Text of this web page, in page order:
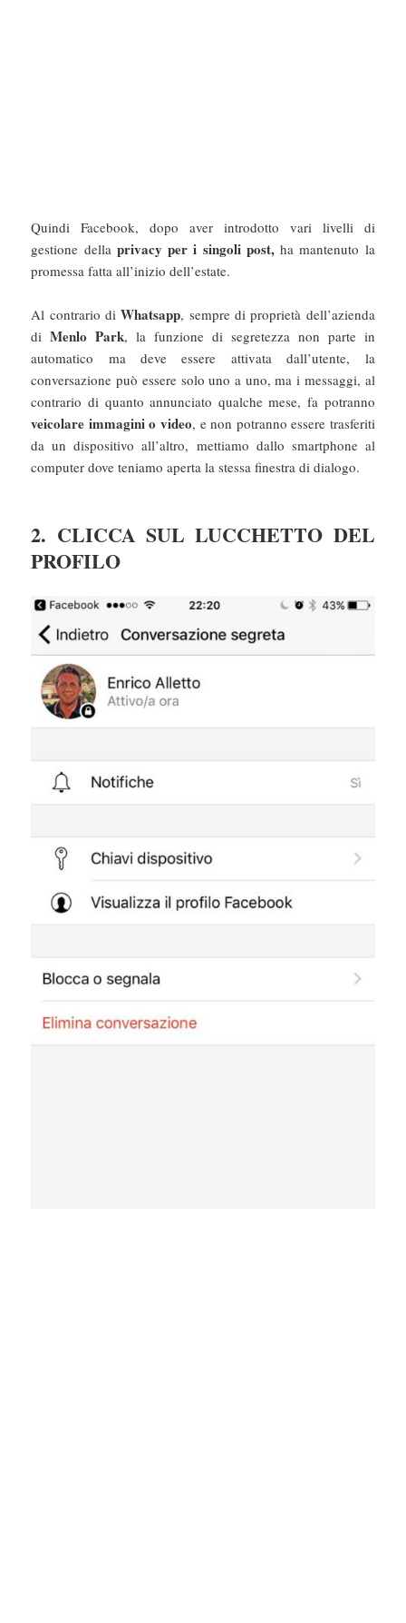
Quindi Facebook, dopo aver introdotto vari livelli di
gestione della privacy per i singoli post, ha mantenuto la
promessa fatta all’inizio dell’estate.
Al contrario diWhatsapp, sempre di proprietà dell’azienda
diMenlo Park, la funzione di segretezza non parte in
automatico ma deve essere attivata dall’utente, la
conversazione può essere solo uno a uno, ma i messaggi, al
contrario di quanto annunciato qualche mese, fa potranno
veicolare immagini o video, e non potranno essere trasferiti
da un dispositivo all’altro, mettiamo dallo smartphone al
computer dove teniamo aperta la stessa finestra di dialogo.
2. CLICCA SUL LUCCHETTO DEL
PROFILO